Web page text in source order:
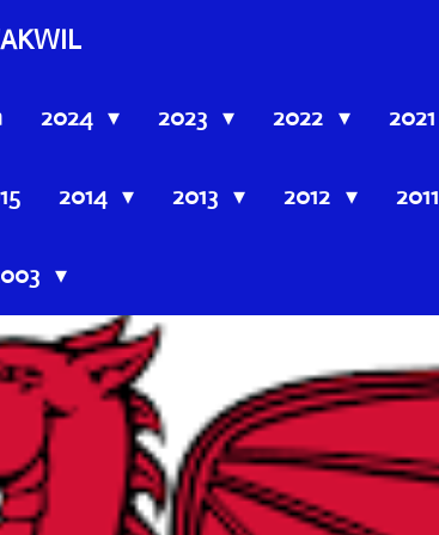
2024 2023 2022 2021
2014 2013 2012 2011